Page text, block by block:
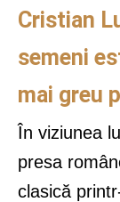
Cristian
semeni
mai greu
În viziunea
presa
clasică